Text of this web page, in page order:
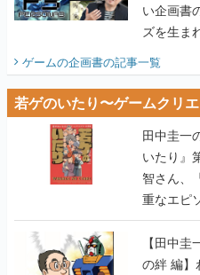
い企画書
ズを生ま
ビュー】
ゲームの企画書の記事一覧
若ゲのいたり〜ゲームクリ
田中圭一
いたり』
智さん、
重なエピ
【田中圭
の絆 編】